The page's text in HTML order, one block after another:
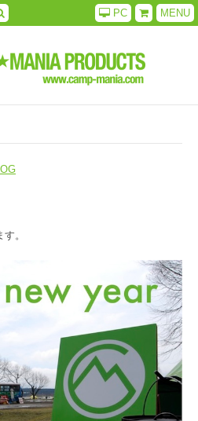
MENU
PC
。